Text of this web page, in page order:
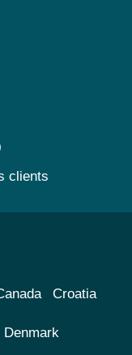
clients
Croatia
Denmark